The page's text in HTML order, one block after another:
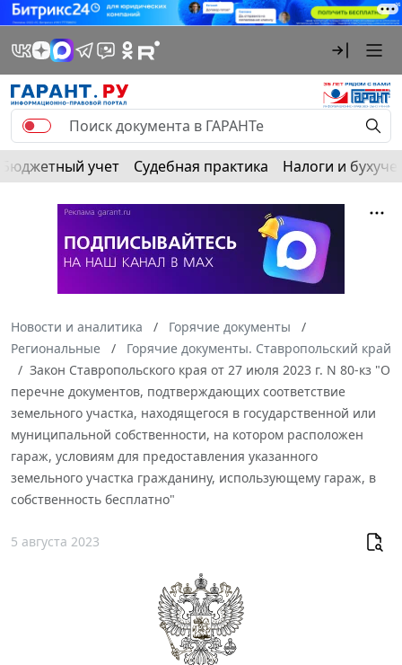
Бюджетный учет Судебная практика Налоги и
Новости и аналитика
Горячие документы
Региональные
Горячие документы. Ставропольский край
Закон Ставропольского края от 27 июля 2023 г. N 80-кз "О
перечне документов, подтверждающих соответствие
земельного участка, находящегося в государственной или
муниципальной собственности, на котором расположен
гараж, условиям для предоставления указанного
земельного участка гражданину, использующему гараж, в
собственность бесплатно"
5 августа 2023